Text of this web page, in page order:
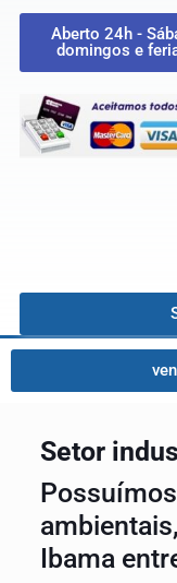
Aberto 24h -
domingos e
Setor
Ibama